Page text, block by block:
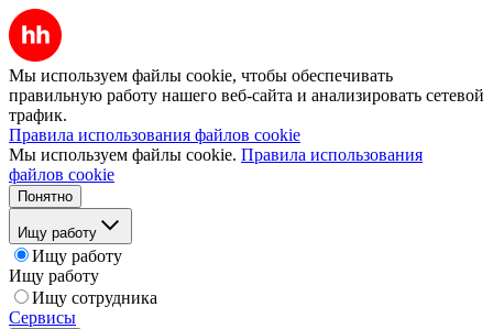
Мы используем файлы cookie, чтобы обеспечивать
правильную работу нашего веб-сайта и анализировать сетевой
трафик.
Правила использования файлов cookie
Мы используем файлы cookie. Правила использования
файлов cookie
Понятно
Ищу работу
Ищу работу
Ищу работу
Ищу сотрудника
Сервисы